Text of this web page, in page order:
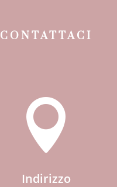
CONTATTACI

Indirizzo